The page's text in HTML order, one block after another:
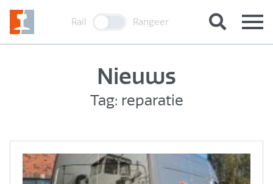
Rail Rangeer
Nieuws
Tag: reparatie